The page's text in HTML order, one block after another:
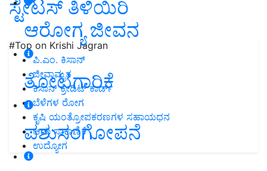
ಆರೋಗ್ಯ ಜೀವನ
ತೋಟಗಾರಿಕೆ
ಪಶುಸಂಗೋಪನೆ
ಸ್ಟೇಟಸ್‌ ತಿಳಿಯಿರಿ
#Top on Krishi Jagran
ಪಿ.ಎಂ. ಕಿಸಾನ್
ಜೀವಾಮೃತ
ಕಿಸಾನ್ ಕ್ರೇಡಿಟ್ ಕಾರ್ಡ್
ಬೆಳೆಗಳ ರೋಗ
ಕೃಷಿ ಯಂತ್ರೋಪಕರಣಗಳ ಸಹಾಯಧನ
ಆಡು ಸಾಕಾಣಿಕೆ
ಉದ್ಯೋಗ